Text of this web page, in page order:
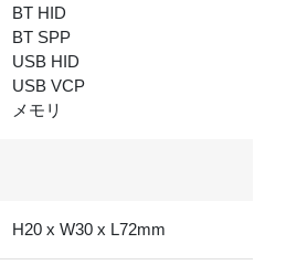
BT HID
BT SPP
USB HID
USB VCP
メモリ
H20 x W30 x L72mm